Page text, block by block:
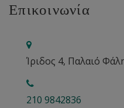
Επικοινωνία
Ίριδος 4, Παλαιό
210 9842836